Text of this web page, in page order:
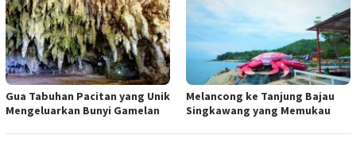
Gua Tabuhan Pacitan yang Unik
Mengeluarkan Bunyi Gamelan
Melancong ke Tanjung Bajau
Singkawang yang Memukau